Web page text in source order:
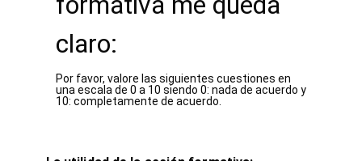
claro:
Por favor, valore las siguientes cuestiones en
una escala de 0 a 10 siendo 0: nada de acuerdo y
10: completamente de acuerdo.